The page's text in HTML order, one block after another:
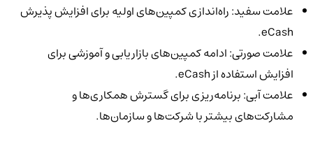
علامت سفید: راه‌اندازی کمپین‌های اولیه برای افزایش پذیرش
eCash.
علامت صورتی: ادامه کمپین‌های بازاریابی و آموزشی برای
افزایش استفاده از eCash.
علامت آبی: برنامه‌ریزی برای گسترش همکاری‌ها و
مشارکت‌های بیشتر با شرکت‌ها و سازمان‌ها.